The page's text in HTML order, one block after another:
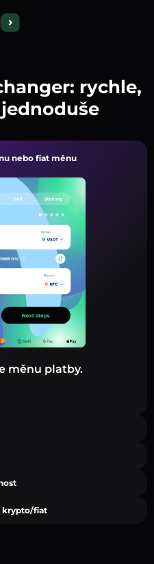
rychle,
nebo fiat měnu
měnu platby.
krypto/fiat